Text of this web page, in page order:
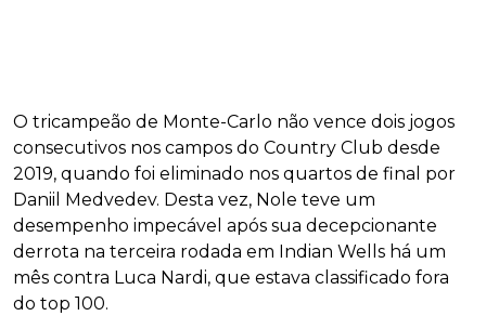
O tricampeão de Monte-Carlo não vence dois jogos
consecutivos nos campos do Country Club desde
2019, quando foi eliminado nos quartos de final por
Daniil Medvedev. Desta vez, Nole teve um
desempenho impecável após sua decepcionante
derrota na terceira rodada em Indian Wells há um
mês contra Luca Nardi, que estava classificado fora
do top 100.